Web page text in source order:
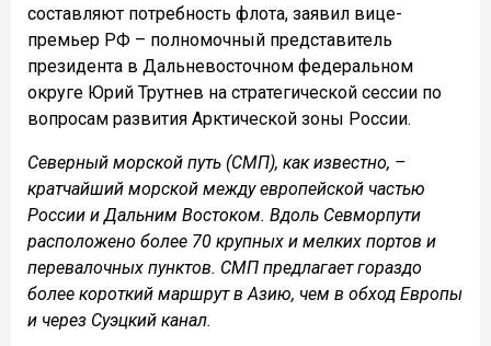
составляют потребность флота, заявил вице-
премьер РФ – полномочный представитель
президента в Дальневосточном федеральном
округе Юрий Трутнев на стратегической сессии по
вопросам развития Арктической зоны России.
Северный морской путь (СМП), как известно, –
кратчайший морской между европейской частью
России и Дальним Востоком. Вдоль Севморпути
расположено более 70 крупных и мелких портов и
перевалочных пунктов. СМП предлагает гораздо
более короткий маршрут в Азию, чем в обход Европы
и через Суэцкий канал.